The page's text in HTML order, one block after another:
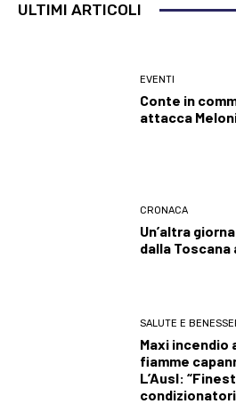
ULTIMI ARTICOLI
EVENTI
Conte in
attacca
CRONACA
Un’altra
dalla Toscana
SALUTE E
Maxi incendio
fiamme
L’Ausl: